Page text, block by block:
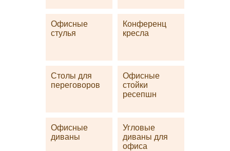
Офисные
стулья
Конференц
кресла
Столы для
переговоров
Офисные
стойки
ресепшн
Офисные
диваны
Угловые
диваны для
офиса